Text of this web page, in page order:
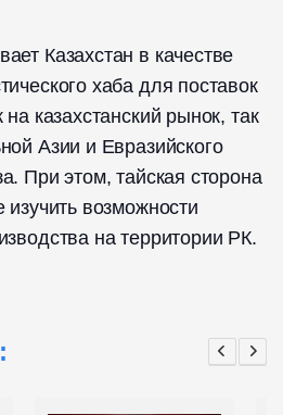
Казахстан в качестве
хаба для поставок
казахстанский рынок, так
Азии и Евразийского
При этом, тайская сторона
изучить возможности
на территории РК.